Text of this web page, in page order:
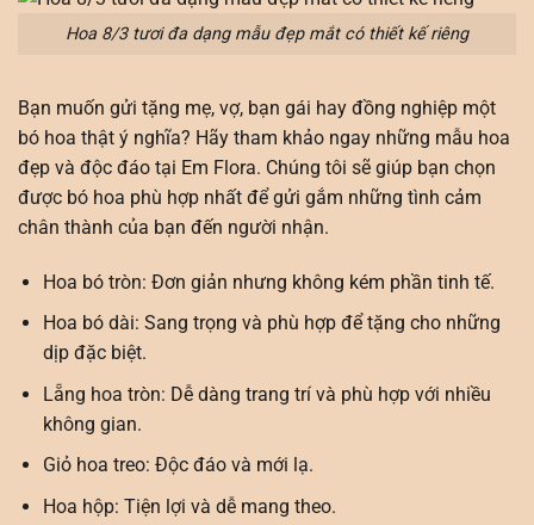
Hoa 8/3 tươi đa dạng mẫu đẹp mắt có thiết kế riêng
Bạn muốn gửi tặng mẹ, vợ, bạn gái hay đồng nghiệp một
bó hoa thật ý nghĩa? Hãy tham khảo ngay những mẫu hoa
đẹp và độc đáo tại Em Flora. Chúng tôi sẽ giúp bạn chọn
được bó hoa phù hợp nhất để gửi gắm những tình cảm
chân thành của bạn đến người nhận.
Hoa bó tròn: Đơn giản nhưng không kém phần tinh tế.
Hoa bó dài: Sang trọng và phù hợp để tặng cho những
dịp đặc biệt.
Lẵng hoa tròn: Dễ dàng trang trí và phù hợp với nhiều
không gian.
Giỏ hoa treo: Độc đáo và mới lạ.
Hoa hộp: Tiện lợi và dễ mang theo.